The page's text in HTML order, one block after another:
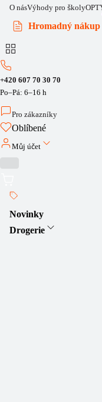
O násVýhody pro školy
Hromadný nákup
+420 607 70 30 70
Po–Pá: 6–16 h
Pro zákazníky
Oblíbené
Můj účet
Novinky
Drogerie